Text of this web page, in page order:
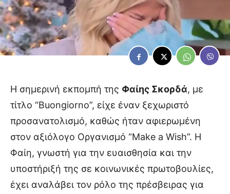
Η σημερινή εκπομπή της Φαίης Σκορδά, με
τίτλο “Buongiorno”, είχε έναν ξεχωριστό
προσανατολισμό, καθώς ήταν αφιερωμένη
στον αξιόλογο Οργανισμό “Make a Wish”. Η
Φαίη, γνωστή για την ευαισθησία και την
υποστήριξή της σε κοινωνικές πρωτοβουλίες,
έχει αναλάβει τον ρόλο της πρέσβειρας για